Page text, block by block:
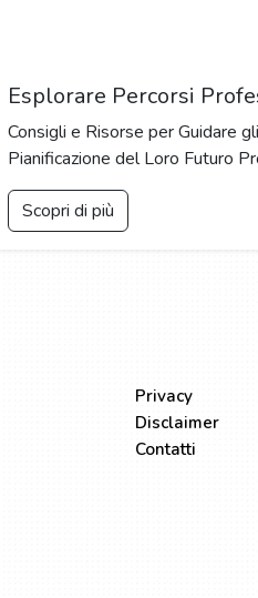
Consigli e Risorse per Guidare
Pianificazione del Loro Futuro
Scopri di più
Privacy
Disclaimer
Contatti